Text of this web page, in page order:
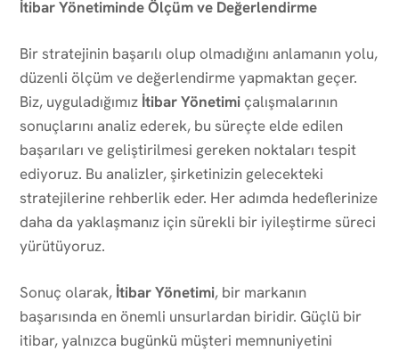
İtibar Yönetiminde Ölçüm ve Değerlendirme
Bir stratejinin başarılı olup olmadığını anlamanın yolu,
düzenli ölçüm ve değerlendirme yapmaktan geçer.
Biz, uyguladığımız İtibar Yönetimi çalışmalarının
sonuçlarını analiz ederek, bu süreçte elde edilen
başarıları ve geliştirilmesi gereken noktaları tespit
ediyoruz. Bu analizler, şirketinizin gelecekteki
stratejilerine rehberlik eder. Her adımda hedeflerinize
daha da yaklaşmanız için sürekli bir iyileştirme süreci
yürütüyoruz.
Sonuç olarak, İtibar Yönetimi, bir markanın
başarısında en önemli unsurlardan biridir. Güçlü bir
itibar, yalnızca bugünkü müşteri memnuniyetini